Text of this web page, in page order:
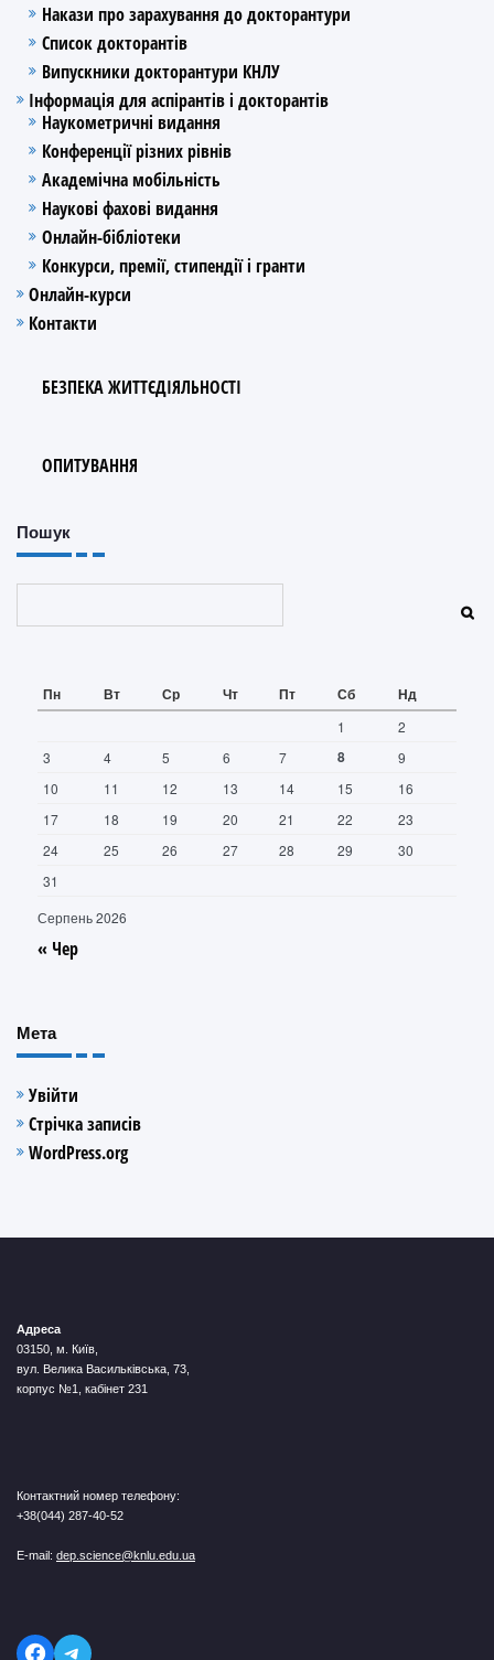
Накази про зарахування до докторантури
Список докторантів
Випускники докторантури КНЛУ
Інформація для аспірантів і докторантів
Наукометричні видання
Конференції різних рівнів
Академічна мобільність
Наукові фахові видання
Онлайн-бібліотеки
Конкурси, премії, стипендії і гранти
Онлайн-курси
Контакти
БЕЗПЕКА ЖИТТЄДІЯЛЬНОСТІ
ОПИТУВАННЯ
Пошук
Серпень 2026
Пн Вт Ср Чт Пт Сб Нд
1
2
3
4 5 6 7 8
9
10
11 12 13 14 15
16
17
18 19 20 21 22
23
24
25 26 27 28 29
30
31
« Чер
Мета
Увійти
Стрічка записів
WordPress.org
Адреса
03150, м. Київ,
вул. Велика Васильківська, 73,
корпус №1, кабінет 231
Контактний номер телефону:
+38(044) 287-40-52
E-mail: dep.science@knlu.edu.ua
Telegram